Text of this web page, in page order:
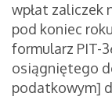
wpłat zaliczek
pod koniec
formularz PIT-
osiągniętego
podatkowym]